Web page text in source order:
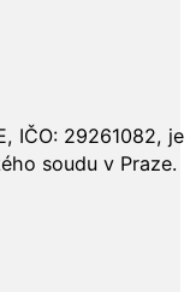
IČO: 29261082,
soudu v Praze.